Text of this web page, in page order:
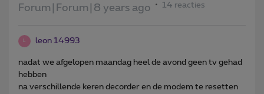
Forum|Forum|8 years ago 14 reacties
L leon 14993
nadat we afgelopen maandag heel de avond geen tv gehad
hebben
na verschillende keren decorder en de modem te resetten